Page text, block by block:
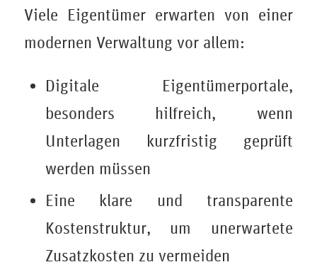
Viele Eigentümer erwarten von einer
modernen Verwaltung vor allem:
Digitale Eigentümerportale,
besonders hilfreich, wenn
Unterlagen kurzfristig geprüft
werden müssen
Eine klare und transparente
Kostenstruktur, um unerwartete
Zusatzkosten zu vermeiden